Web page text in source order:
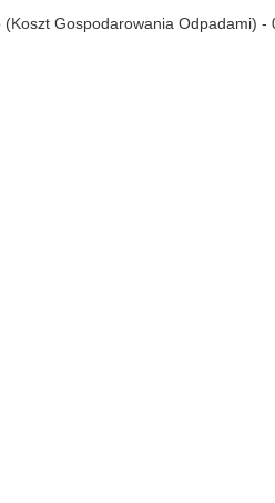
Gospodarowania Odpadami) -